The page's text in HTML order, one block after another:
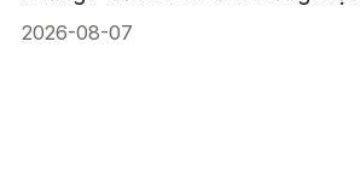
2026-08-07